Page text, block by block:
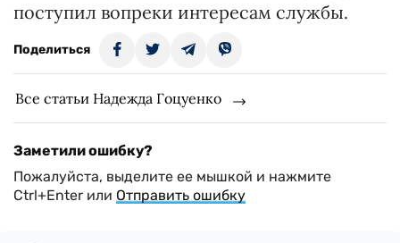
поступил вопреки интересам службы.
Поделиться
Все статьи Надежда Гоцуенко
Заметили ошибку?
Пожалуйста, выделите ее мышкой и нажмите
Ctrl+Enter или Отправить ошибку